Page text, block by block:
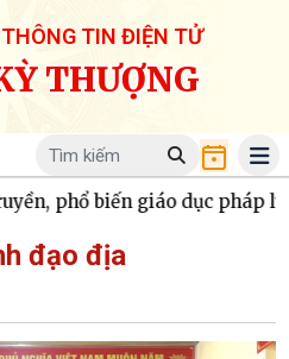
TIN ĐIỆN TỬ
THƯỢNG
biến giáo dục pháp luật và
đạo địa